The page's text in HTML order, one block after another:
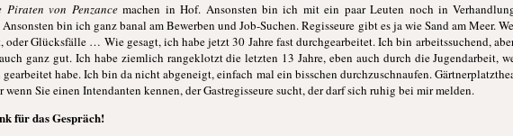
Piraten von Penzancemachen in Hof. Ansonsten bin ich mit ein paar Leuten noch in
Ansonsten bin ich ganz banal am Bewerben und Job-Suchen. Regisseure gibt es ja wie Sand am Meer.
oder Glücksfälle … Wie gesagt, ich habe jetzt 30 Jahre fast durchgearbeitet. Ich bin arbeitssuchend,
ganz gut. Ich habe ziemlich rangeklotzt die letzten 13 Jahre, eben auch durch die Jugendarbeit,
gearbeitet habe. Ich bin da nicht abgeneigt, einfach mal ein bisschen durchzuschnaufen.
wenn Sie einen Intendanten kennen, der Gastregisseure sucht, der darf sich ruhig bei mir melden.
für das Gespräch!